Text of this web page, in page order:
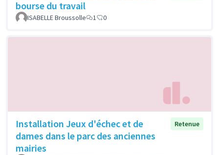
bourse du travail
ISABELLE Broussolle 1 0
Installation Jeux d'échec et de
dames dans le parc des anciennes
mairies
Retenue